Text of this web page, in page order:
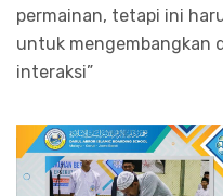
permainan, tetapi ini
untuk mengembangkan
interaksi”